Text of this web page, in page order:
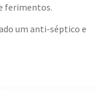
ferimentos.
um anti-séptico e